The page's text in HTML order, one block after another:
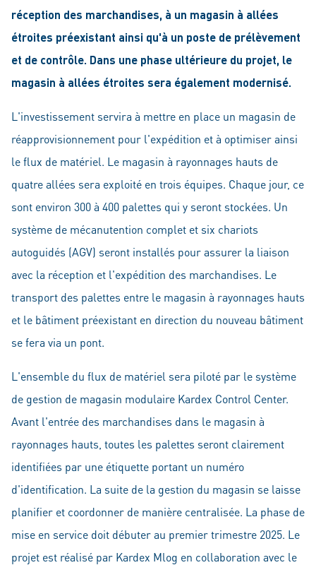
réception des marchandises, à un magasin à allées
étroites préexistant ainsi qu'à un poste de prélèvement
et de contrôle. Dans une phase ultérieure du projet, le
magasin à allées étroites sera également modernisé.
L'investissement servira à mettre en place un magasin de
réapprovisionnement pour l'expédition et à optimiser ainsi
le flux de matériel. Le magasin à rayonnages hauts de
quatre allées sera exploité en trois équipes. Chaque jour, ce
sont environ 300 à 400 palettes qui y seront stockées. Un
système de mécanutention complet et six chariots
autoguidés (AGV) seront installés pour assurer la liaison
avec la réception et l'expédition des marchandises. Le
transport des palettes entre le magasin à rayonnages hauts
et le bâtiment préexistant en direction du nouveau bâtiment
se fera via un pont.
L'ensemble du flux de matériel sera piloté par le système
de gestion de magasin modulaire Kardex Control Center.
Avant l'entrée des marchandises dans le magasin à
rayonnages hauts, toutes les palettes seront clairement
identifiées par une étiquette portant un numéro
d'identification. La suite de la gestion du magasin se laisse
planifier et coordonner de manière centralisée. La phase de
mise en service doit débuter au premier trimestre 2025. Le
projet est réalisé par Kardex Mlog en collaboration avec le